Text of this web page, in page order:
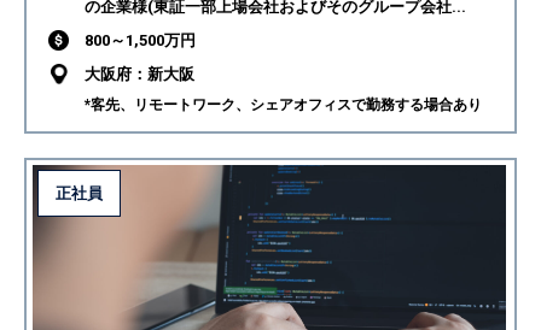
の企業様(東証一部上場会社およびそのグループ会社...
800～1,500万円
大阪府：新大阪
*客先、リモートワーク、シェアオフィスで勤務する場合あり
正社員